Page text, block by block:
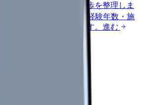
、悩みの種類と次の一歩を整理しま
パスで比較する
地域・経験年数・施
の現在地を確認できます。 進む
師 5 年以上が理想)